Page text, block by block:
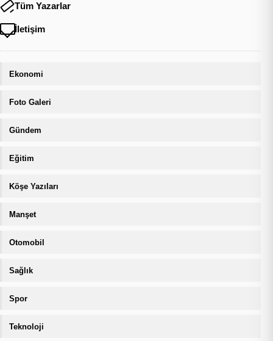
Tüm Yazarlar
İletişim
Ekonomi
Foto Galeri
Gündem
Eğitim
Köşe Yazıları
Manşet
Otomobil
Sağlık
Spor
Teknoloji